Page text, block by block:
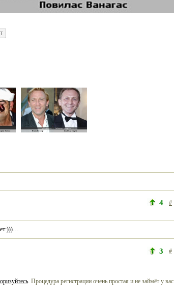
4 #
3 #
. Процедура регистрации очень простая и не займёт у вас